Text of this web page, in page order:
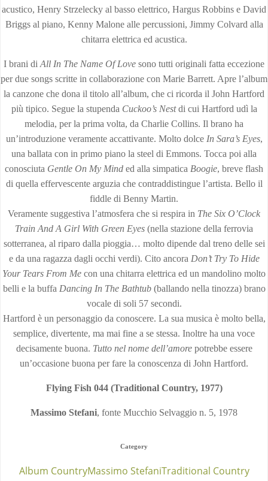
acustico, Henry Strzelecky al basso elettrico, Hargus Robbins e David
Briggs al piano, Kenny Malone alle percussioni, Jimmy Colvard alla
chitarra elettrica ed acustica.
I brani di All In The Name Of Love sono tutti originali fatta eccezione
per due songs scritte in collaborazione con Marie Barrett. Apre l’album
la canzone che dona il titolo all’album, che ci ricorda il John Hartford
più tipico. Segue la stupenda Cuckoo’s Nestdi cui Hartford udì la
melodia, per la prima volta, da Charlie Collins. Il brano ha
un’introduzione veramente accattivante. Molto dolce In Sara’s Eyes,
una ballata con in primo piano la steel di Emmons. Tocca poi alla
conosciuta Gentle On My Mind ed alla simpatica Boogie, breve flash
di quella effervescente arguzia che contraddistingue l’artista. Bello il
fiddle di Benny Martin.
Veramente suggestiva l’atmosfera che si respira in The Six O’Clock
Train And A Girl With Green Eyes (nella stazione della ferrovia
sotterranea, al riparo dalla pioggia… molto dipende dal treno delle sei
e da una ragazza dagli occhi verdi). Cito ancora Don’t Try To Hide
Your Tears From Me con una chitarra elettrica ed un mandolino molto
belli e la buffa Dancing In The Bathtub(ballando nella tinozza) brano
vocale di soli 57 secondi.
Hartford è un personaggio da conoscere. La sua musica è molto bella,
semplice, divertente, ma mai fine a se stessa. Inoltre ha una voce
decisamente buona. Tutto nel nome dell’amorepotrebbe essere
un’occasione buona per fare la conoscenza di John Hartford.
Flying Fish 044 (Traditional Country, 1977)
Massimo Stefani, fonte Mucchio Selvaggio n. 5, 1978
Category
Album CountryMassimo StefaniTraditional Country